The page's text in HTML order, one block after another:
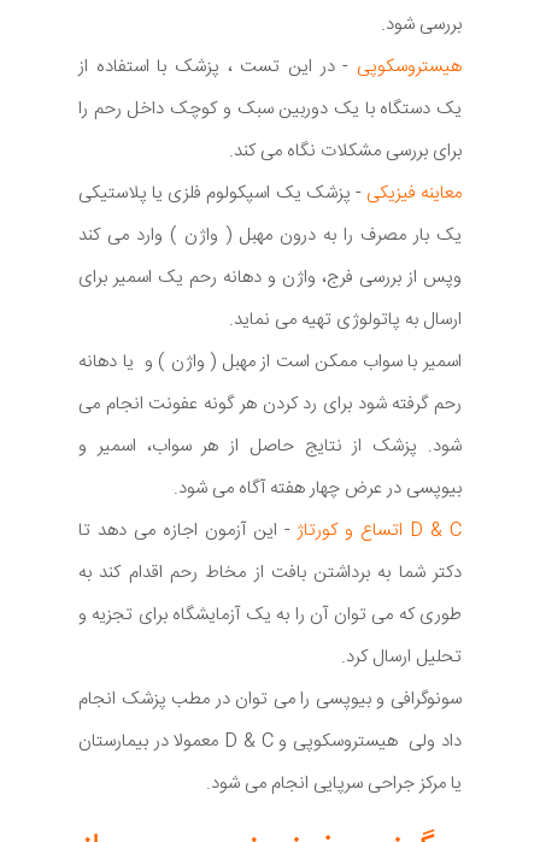
بررسی شود.
هیستروسکوپی - در این تست ، پزشک با استفاده از
یک دستگاه با یک دوربین سبک و کوچک داخل رحم را
برای بررسی مشکلات نگاه می کند.
معاینه فیزیکی - پزشک یک اسپکولوم فلزی یا پلاستیکی
یک بار مصرف را به درون مهبل ( واژن ) وارد می کند
وپس از بررسی فرج، واژن و دهانه رحم یک اسمیر برای
ارسال به پاتولوژی تهیه می نماید.
اسمیر با سواب ممکن است از مهبل ( واژن ) و یا دهانه
رحم گرفته شود برای رد کردن هر گونه عفونت انجام می
شود. پزشک از نتایج حاصل از هر سواب، اسمیر و
بیوپسی در عرض چهار هفته آگاه می شود.
D & C اتساع و کورتاژ
- این آزمون اجازه می دهد تا
دکتر شما به برداشتن بافت از مخاط رحم اقدام کند به
طوری که می توان آن را به یک آزمایشگاه برای تجزیه و
تحلیل ارسال کرد.
سونوگرافی و بیوپسی را می توان در مطب پزشک انجام
داد ولی هیستروسکوپی و D & C معمولا در بیمارستان
یا مرکز جراحی سرپایی انجام می شود.